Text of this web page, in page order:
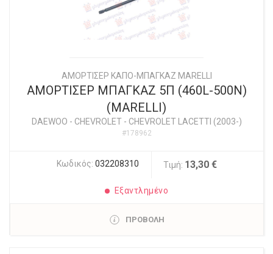
ΑΜΟΡΤΙΣΕΡ ΚΑΠΟ-ΜΠΑΓΚΑΖ MARELLI
ΑΜΟΡΤΙΣΕΡ ΜΠΑΓΚΑΖ 5Π (460L-500N)
(MARELLI)
DAEWOO - CHEVROLET- CHEVROLET LACETTI (2003-)
#178962
Κωδικός: 032208310 Τιμή: 13,30 €
Εξαντλημένο
ΠΡΟΒΟΛΗ